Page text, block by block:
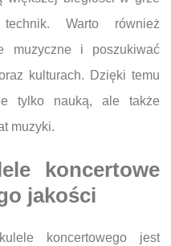
Warto również
muzyczne i poszukiwać
kulturach. Dzięki temu
tylko nauką, ale także
muzyki.
koncertowe
jakości
koncertowego jest